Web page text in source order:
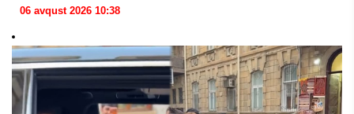
06 avqust 2026 10:38